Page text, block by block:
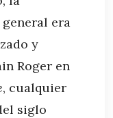
era
y
Roger en
, cualquier
siglo